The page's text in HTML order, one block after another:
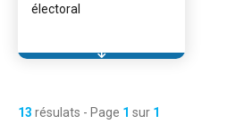
électoral
13 résulats - Page 1 sur 1